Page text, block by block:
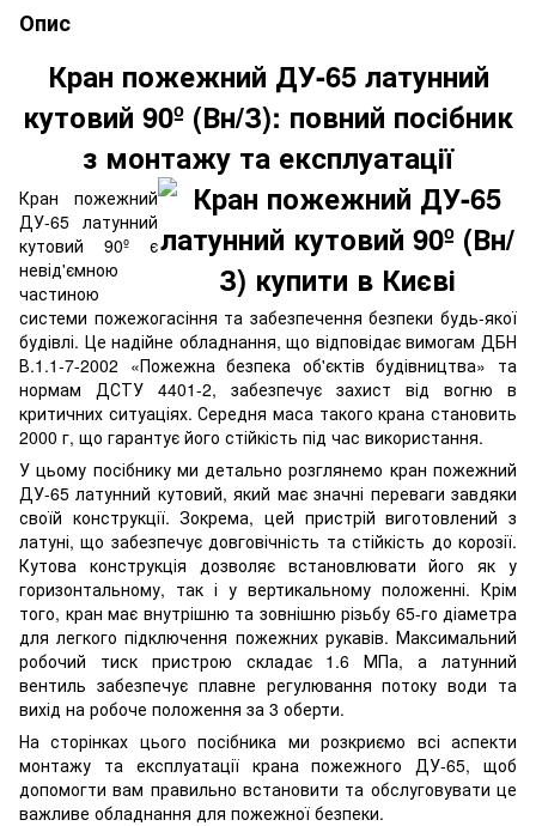
Опис
Кран пожежний ДУ-65 латунний
кутовий 90º (Вн/З): повний посібник
з монтажу та експлуатації
Кран пожежний
ДУ-65 латунний
кутовий 90º є
невід'ємною
частиною
системи пожежогасіння та забезпечення безпеки будь-якої
будівлі. Це надійне обладнання, що відповідає вимогам ДБН
В.1.1-7-2002 «Пожежна безпека об'єктів будівництва» та
нормам ДСТУ 4401-2, забезпечує захист від вогню в
критичних ситуаціях. Середня маса такого крана становить
2000 г, що гарантує його стійкість під час використання.
У цьому посібнику ми детально розглянемо кран пожежний
ДУ-65 латунний кутовий, який має значні переваги завдяки
своїй конструкції. Зокрема, цей пристрій виготовлений з
латуні, що забезпечує довговічність та стійкість до корозії.
Кутова конструкція дозволяє встановлювати його як у
горизонтальному, так і у вертикальному положенні. Крім
того, кран має внутрішню та зовнішню різьбу 65-го діаметра
для легкого підключення пожежних рукавів. Максимальний
робочий тиск пристрою складає 1.6 МПа, а латунний
вентиль забезпечує плавне регулювання потоку води та
вихід на робоче положення за 3 оберти.
На сторінках цього посібника ми розкриємо всі аспекти
монтажу та експлуатації крана пожежного ДУ-65, щоб
допомогти вам правильно встановити та обслуговувати це
важливе обладнання для пожежної безпеки.